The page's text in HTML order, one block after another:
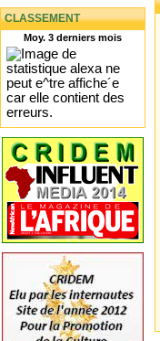
CLASSEMENT
Moy. 3 derniers mois